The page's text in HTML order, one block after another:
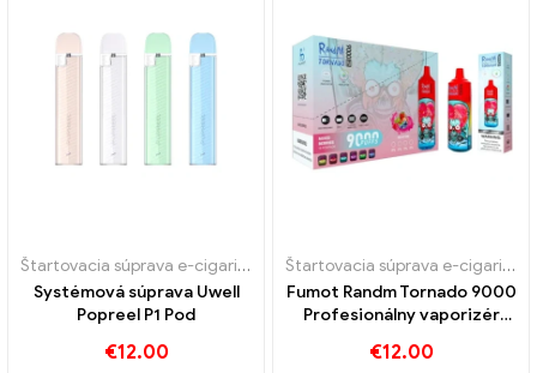
Štartovacia súprava e-cigariet
Jednorazová e-cigareta s
Systémová súprava Uwell
Popreel P1 Pod
€12.00
Štartovacia súprava e-cigariet
Fumot Randm Tornado 9000
Profesionálny vaporizér
€12.00